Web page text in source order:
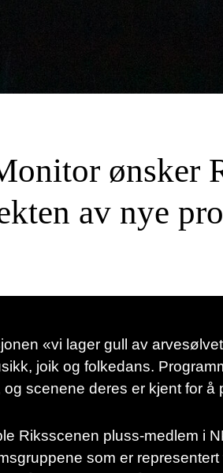
ønsker
av nye
«vi lager gull av
joik og folkedans.
og scenene deres er kjent for
Riksscenen pluss-medlem i
som er